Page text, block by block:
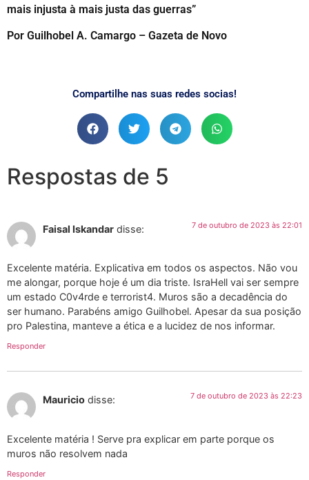
mais injusta à mais justa das guerras”
Por Guilhobel A. Camargo – Gazeta de Novo
Compartilhe nas suas redes socias!
Respostas de 5
Faisal Iskandar disse: 7 de outubro de 2023 às 22:01
Excelente matéria. Explicativa em todos os aspectos. Não vou
me alongar, porque hoje é um dia triste. IsraHell vai ser sempre
um estado C0v4rde e terrorist4. Muros são a decadência do
ser humano. Parabéns amigo Guilhobel. Apesar da sua posição
pro Palestina, manteve a ética e a lucidez de nos informar.
Responder
Mauricio disse: 7 de outubro de 2023 às 22:23
Excelente matéria ! Serve pra explicar em parte porque os
muros não resolvem nada
Responder